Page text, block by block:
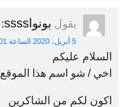
يقول بونواssss :
5 أبريل، 2020 الساعة 9:01 م
السلام عليكم
اخي / شو اسم هذا
اكون لكم من الشاكرين